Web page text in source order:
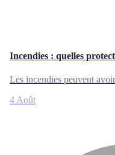
Incendies : quelles
Les incendies peuvent
4 Août